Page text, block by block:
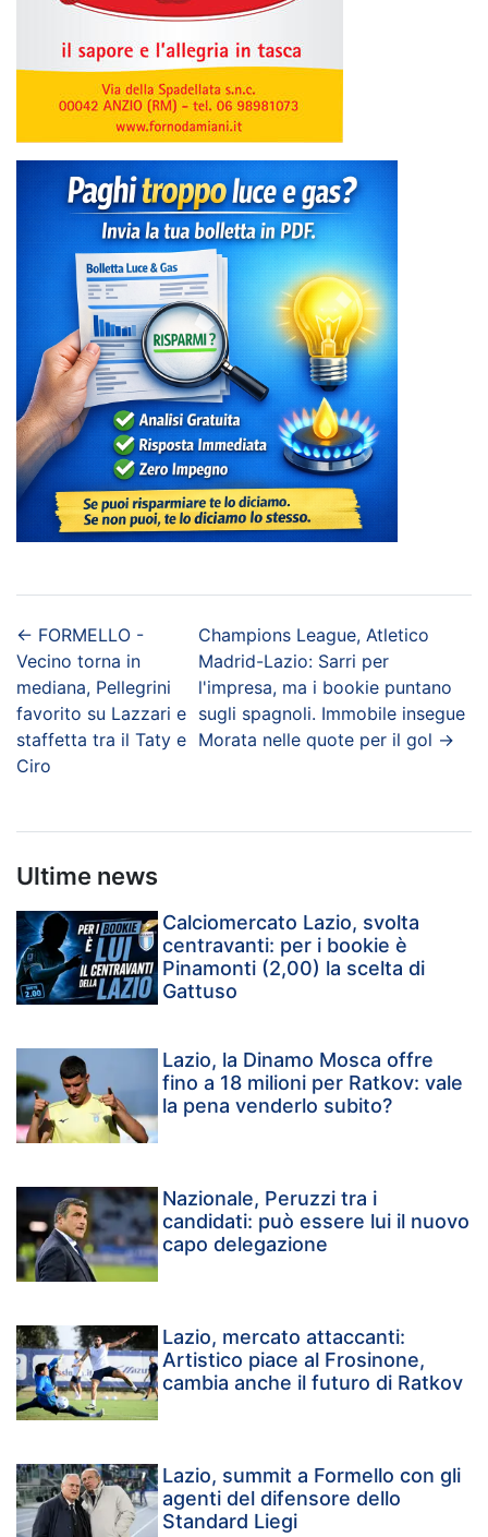
← FORMELLO -
Vecino torna in
mediana, Pellegrini
favorito su Lazzari e
staffetta tra il Taty e
Ciro
Champions League, Atletico
Madrid-Lazio: Sarri per
l'impresa, ma i bookie puntano
sugli spagnoli. Immobile insegue
Morata nelle quote per il gol →
Ultime news
Calciomercato Lazio, svolta
centravanti: per i bookie è
Pinamonti (2,00) la scelta di
Gattuso
Lazio, la Dinamo Mosca offre
fino a 18 milioni per Ratkov: vale
la pena venderlo subito?
Nazionale, Peruzzi tra i
candidati: può essere lui il nuovo
capo delegazione
Lazio, mercato attaccanti:
Artistico piace al Frosinone,
cambia anche il futuro di Ratkov
Lazio, summit a Formello con gli
agenti del difensore dello
Standard Liegi